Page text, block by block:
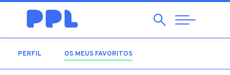
Pesquisar
Abrir
Navegação
PERFIL OS MEUS FAVORITOS